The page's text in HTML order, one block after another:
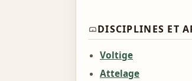
DISCIPLINES ET
Voltige
Attelage